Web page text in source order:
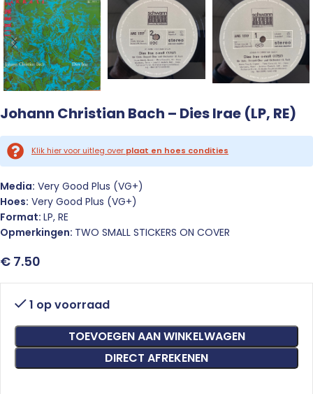
Johann Christian Bach – Dies Irae (LP, RE)
Klik hier voor uitleg over plaat en hoes condities
Media: Very Good Plus (VG+)
Hoes: Very Good Plus (VG+)
Format: LP, RE
Opmerkingen: TWO SMALL STICKERS ON COVER
€ 7.50
1 op voorraad
TOEVOEGEN AAN WINKELWAGEN
DIRECT AFREKENEN